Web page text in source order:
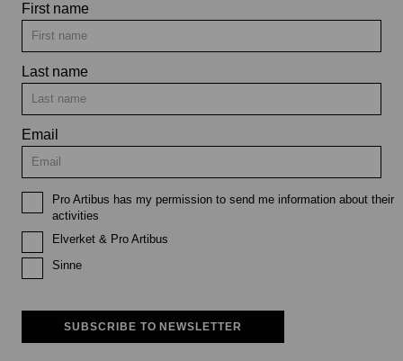
First name
Last name
Email
Pro Artibus has my permission to send me information about their
activities
Elverket & Pro Artibus
Sinne
SUBSCRIBE TO NEWSLETTER